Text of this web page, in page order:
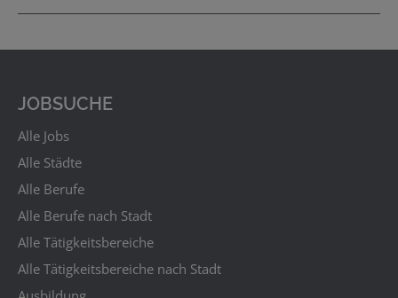
JOBSUCHE
Alle Jobs
Alle Städte
Alle Berufe
Alle Berufe nach Stadt
Alle Tätigkeitsbereiche
Alle Tätigkeitsbereiche nach Stadt